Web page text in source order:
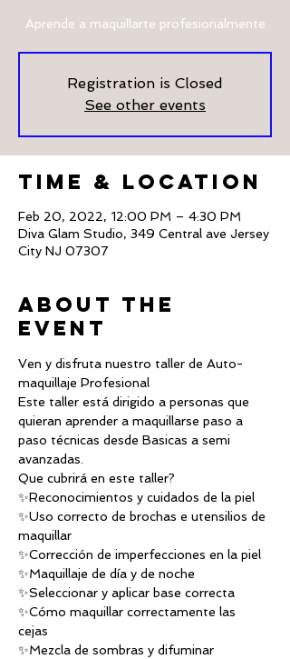
Aprende a maquillarte profesionalmente
Registration is Closed
See other events
Time & Location
Feb 20, 2022, 12:00 PM – 4:30 PM
Diva Glam Studio, 349 Central ave Jersey
City NJ 07307
About The
Event
Ven y disfruta nuestro taller de Auto-
maquillaje Profesional
Este taller está dirigido a personas que
quieran aprender a maquillarse paso a
paso técnicas desde Basicas a semi
avanzadas.
Que cubrirá en este taller?
✨Reconocimientos y cuidados de la piel
✨Uso correcto de brochas e utensilios de
maquillar
✨Corrección de imperfecciones en la piel
✨Maquillaje de día y de noche
✨Seleccionar y aplicar base correcta
✨Cómo maquillar correctamente las
cejas
✨Mezcla de sombras y difuminar